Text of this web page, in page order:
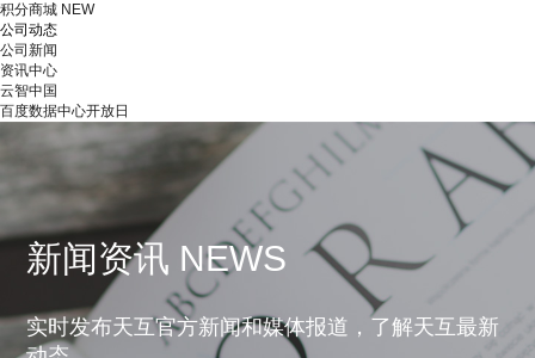
积分商城 NEW
公司动态
公司新闻
资讯中心
云智中国
百度数据中心开放日
新闻资讯 NEWS
实时发布天互官方新闻和媒体报道，了解天互最新